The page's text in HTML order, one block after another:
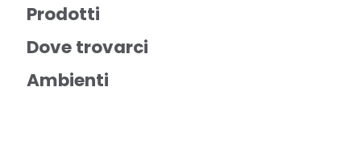
Prodotti
Dove trovarci
Ambienti